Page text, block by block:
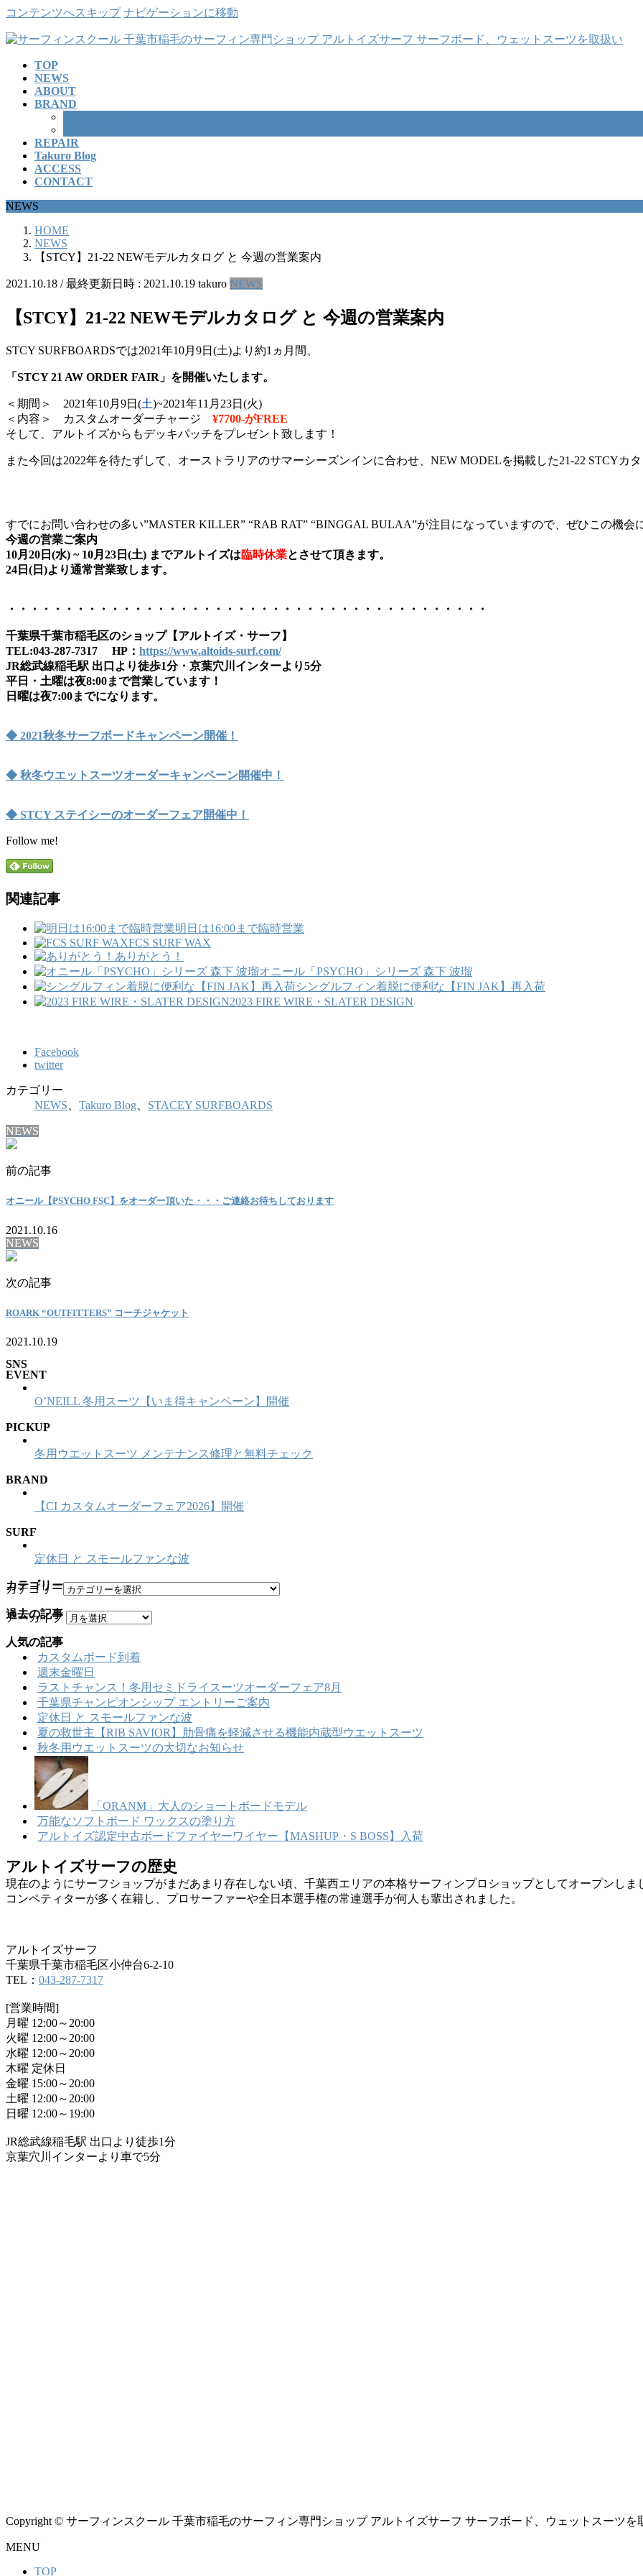
コンテンツへスキップ ナビゲーションに移動
TOP
NEWS
ABOUT
BRAND
REPAIR
Takuro Blog
ACCESS
CONTACT
NEWS
HOME
NEWS
【STCY】21-22 NEWモデルカタログ と 今週の営業案内
2021.10.18 / 最終更新日時 : 2021.10.19 takuro NEWS
【STCY】21-22 NEWモデルカタログ と 今週の営業案内
STCY SURFBOARDSでは2021年10月9日(土)より約1ヵ月間、
「STCY 21 AW ORDER FAIR」を開催いたします。
＜期間＞ 2021年10月9日(土)~2021年11月23日(火)
＜内容＞
カスタムオーダーチャージ ¥7700-がFREE
そして、アルトイズからもデッキパッチをプレゼント致します！
また今回は2022年を待たずして、オーストラリアのサマーシーズンインに合わせ、NEW MODELを掲載した21-22 STCYカ
すでにお問い合わせの多い”MASTER KILLER” “RAB RAT” “BINGGAL BULAA”が注目になっていますので、 ぜひこの機会
今週の営業ご案内
10月20日(水) ~ 10月23日(土) までアルトイズは臨時休業とさせて頂きます。
24日(日)より通常営業致します。
・・・・・・・・・・・・・・・・・・・・・・・・・・・・・・・・・・・・・・・・・・
千葉県千葉市稲毛区のショップ【アルトイズ・サーフ】
TEL:043-287-7317 HP： https://www.altoids-surf.com/
JR総武線稲毛駅 出口より徒歩1分・京葉穴川インターより5分
平日・土曜は夜8:00まで営業しています！
日曜は夜7:00までになります。
◆ 2021秋冬サーフボードキャンペーン開催！
◆ 秋冬ウエットスーツオーダーキャンペーン開催中！
◆ STCY ステイシーのオーダーフェア開催中！
Follow me!
関連記事
明日は16:00まで臨時営業
FCS SURF WAX
ありがとう！
オニール「PSYCHO」シリーズ 森下 波瑠
シングルフィン着脱に便利な【FIN JAK】再入荷
2023 FIRE WIRE・SLATER DESIGN
Facebook
twitter
カテゴリー
NEWS
Takuro Blog STACEY SURFBOARDS
NEWS
前の記事
オニール【PSYCHO FSC】をオーダー頂いた・・・ご連絡お待ちしております
2021.10.16
NEWS
次の記事
ROARK “OUTFITTERS” コーチジャケット
2021.10.19
SNS
EVENT
O’NEILL 冬用スーツ【いま得キャンペーン】開催
PICKUP
冬用ウエットスーツ メンテナンス修理と無料チェック
BRAND
【CI カスタムオーダーフェア2026】開催
SURF
定休日 と スモールファンな波
カテゴリー
カテゴリー
過去の記事
アーカイブ
人気の記事
カスタムボード到着
週末金曜日
ラストチャンス！冬用セミドライスーツオーダーフェア8月
千葉県チャンピオンシップ エントリーご案内
定休日 と スモールファンな波
夏の救世主【RIB SAVIOR】肋骨痛を軽減させる機能内蔵型ウエットスーツ
秋冬用ウエットスーツの大切なお知らせ
「ORANM」大人のショートボードモデル
万能なソフトボード ワックスの塗り方
アルトイズ認定中古ボードファイヤーワイヤー【MASHUP・S BOSS】入荷
アルトイズサーフの歴史
現在のようにサーフショップがまだあまり存在しない頃、千葉西エリアの本格サーフィンプロショップとしてオープンしま
コンペティターが多く在籍し、プロサーファーや全日本選手権の常連選手が何人も輩出されました。
アルトイズサーフ
千葉県千葉市稲毛区小仲台6-2-10
TEL： 043-287-7317
[営業時間]
月曜 12:00～20:00
火曜 12:00～20:00
水曜 12:00～20:00
木曜 定休日
金曜 15:00～20:00
土曜 12:00～20:00
日曜 12:00～19:00
JR総武線稲毛駅 出口より徒歩1分
京葉穴川インターより車で5分
Copyright © サーフィンスクール 千葉市稲毛のサーフィン専門ショップ アルトイズサーフ サーフボード、ウェットスーツを
MENU
TOP